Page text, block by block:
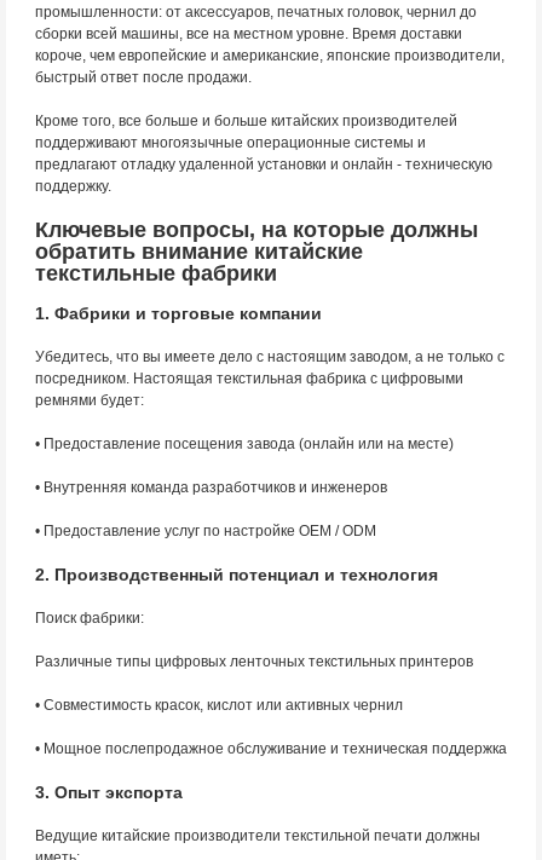
промышленности: от аксессуаров, печатных головок, чернил до
сборки всей машины, все на местном уровне. Время доставки
короче, чем европейские и американские, японские производители,
быстрый ответ после продажи.
Кроме того, все больше и больше китайских производителей
поддерживают многоязычные операционные системы и
предлагают отладку удаленной установки и онлайн - техническую
поддержку.
Ключевые вопросы, на которые должны
обратить внимание китайские
текстильные фабрики
1. Фабрики и торговые компании
Убедитесь, что вы имеете дело с настоящим заводом, а не только с
посредником. Настоящая текстильная фабрика с цифровыми
ремнями будет:
• Предоставление посещения завода (онлайн или на месте)
• Внутренняя команда разработчиков и инженеров
• Предоставление услуг по настройке OEM / ODM
2. Производственный потенциал и технология
Поиск фабрики:
Различные типы цифровых ленточных текстильных принтеров
• Совместимость красок, кислот или активных чернил
• Мощное послепродажное обслуживание и техническая поддержка
3. Опыт экспорта
Ведущие китайские производители текстильной печати должны